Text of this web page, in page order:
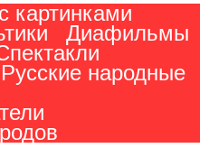
картинками
Диафильмы
Русские народные